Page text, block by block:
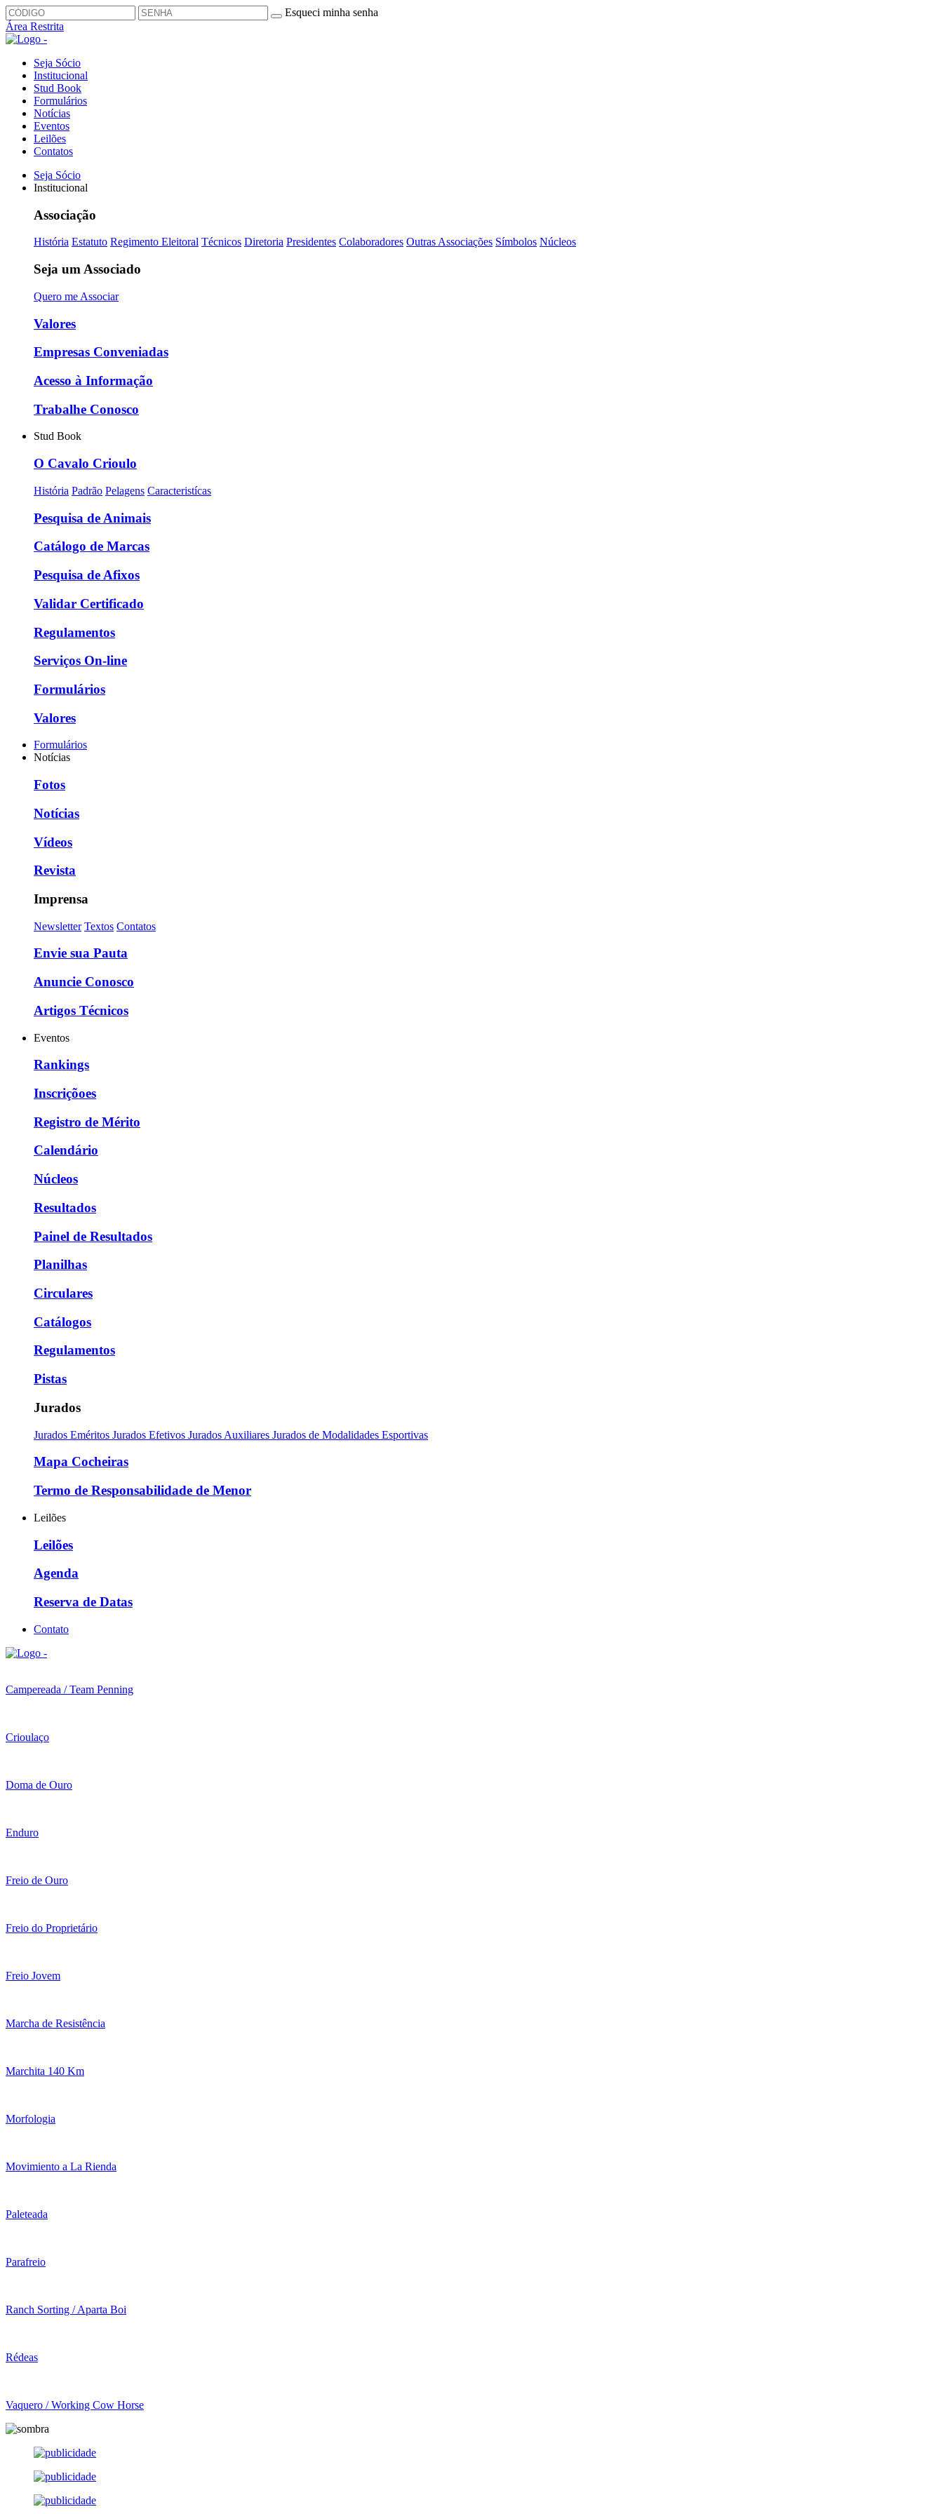
Esqueci minha senha
Área Restrita
Seja Sócio
Institucional
Stud Book
Formulários
Notícias
Eventos
Leilões
Contatos
Seja Sócio
Institucional
Associação
História Estatuto Regimento Eleitoral Técnicos Diretoria Presidentes Colaboradores Outras Associações Símbolos Núcleos
Seja um Associado
Quero me Associar
Valores
Empresas Conveniadas
Acesso à Informação
Trabalhe Conosco
Stud Book
O Cavalo Crioulo
História Padrão Pelagens Caracteristícas
Pesquisa de Animais
Catálogo de Marcas
Pesquisa de Afixos
Validar Certificado
Regulamentos
Serviços On-line
Formulários
Valores
Formulários
Notícias
Fotos
Notícias
Vídeos
Revista
Imprensa
Newsletter Textos Contatos
Envie sua Pauta
Anuncie Conosco
Artigos Técnicos
Eventos
Rankings
Inscriçõoes
Registro de Mérito
Calendário
Núcleos
Resultados
Painel de Resultados
Planilhas
Circulares
Catálogos
Regulamentos
Pistas
Jurados
Jurados Eméritos Jurados Efetivos Jurados Auxiliares Jurados de Modalidades Esportivas
Mapa Cocheiras
Termo de Responsabilidade de Menor
Leilões
Leilões
Agenda
Reserva de Datas
Contato
Campereada / Team Penning
Crioulaço
Doma de Ouro
Enduro
Freio de Ouro
Freio do Proprietário
Freio Jovem
Marcha de Resistência
Marchita 140 Km
Morfologia
Movimiento a La Rienda
Paleteada
Parafreio
Ranch Sorting / Aparta Boi
Rédeas
Vaquero / Working Cow Horse